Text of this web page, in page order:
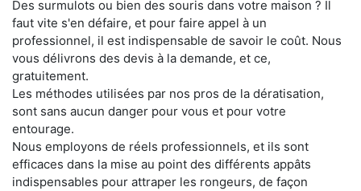
Des surmulots ou bien des souris dans votre maison ? Il
faut vite s'en défaire, et pour faire appel à un
professionnel, il est indispensable de savoir le coût. Nous
vous délivrons des devis à la demande, et ce,
gratuitement.
Les méthodes utilisées par nos pros de la dératisation,
sont sans aucun danger pour vous et pour votre
entourage.
Nous employons de réels professionnels, et ils sont
efficaces dans la mise au point des différents appâts
indispensables pour attraper les rongeurs, de façon